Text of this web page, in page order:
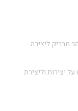
מבריק ליצירה
יצירות וליצירת